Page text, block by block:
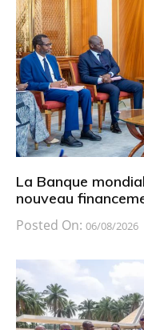
La Banque
nouveau
Posted On: 06/08/2026